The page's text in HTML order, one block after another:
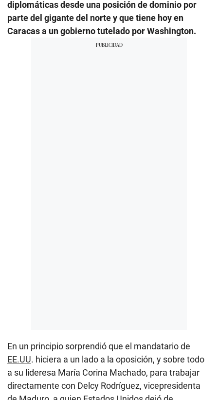
diplomáticas desde una posición de dominio por
parte del gigante del norte y que tiene hoy en
Caracas a un gobierno tutelado por Washington.
En un principio sorprendió que el mandatario de
EE.UU. hiciera a un lado a la oposición, y sobre todo
a su lideresa María Corina Machado, para trabajar
directamente con Delcy Rodríguez, vicepresidenta